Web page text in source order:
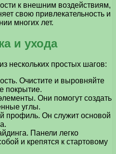
к внешним воздействиям,
свою привлекательность и
многих лет.
и ухода
нескольких простых шагов:
Очистите и выровняйте
покрытие.
Они помогут создать
углы.
профиль. Он служит основой
Панели легко
и крепятся к стартовому